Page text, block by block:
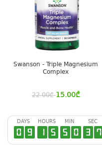
Swanson - Triple Magnesium
Complex
22.00₾ 15.00₾
DAYS
0 9
HOURS
1 5
MIN
5 0
SEC
3 6